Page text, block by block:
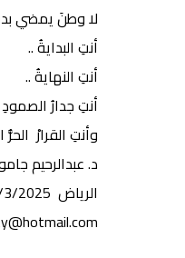
لا وطنَ يمضي
أنتِ البدايةُ ..
أنتِ النهايةُ ..
أنتِ جدارُ الصمودِ
وأنتِ القرارْ الحرُّ
د. عبدالرحيم
الرياض 7/3/2025 م